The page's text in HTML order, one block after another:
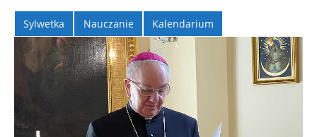
Sylwetka Nauczanie Kalendarium